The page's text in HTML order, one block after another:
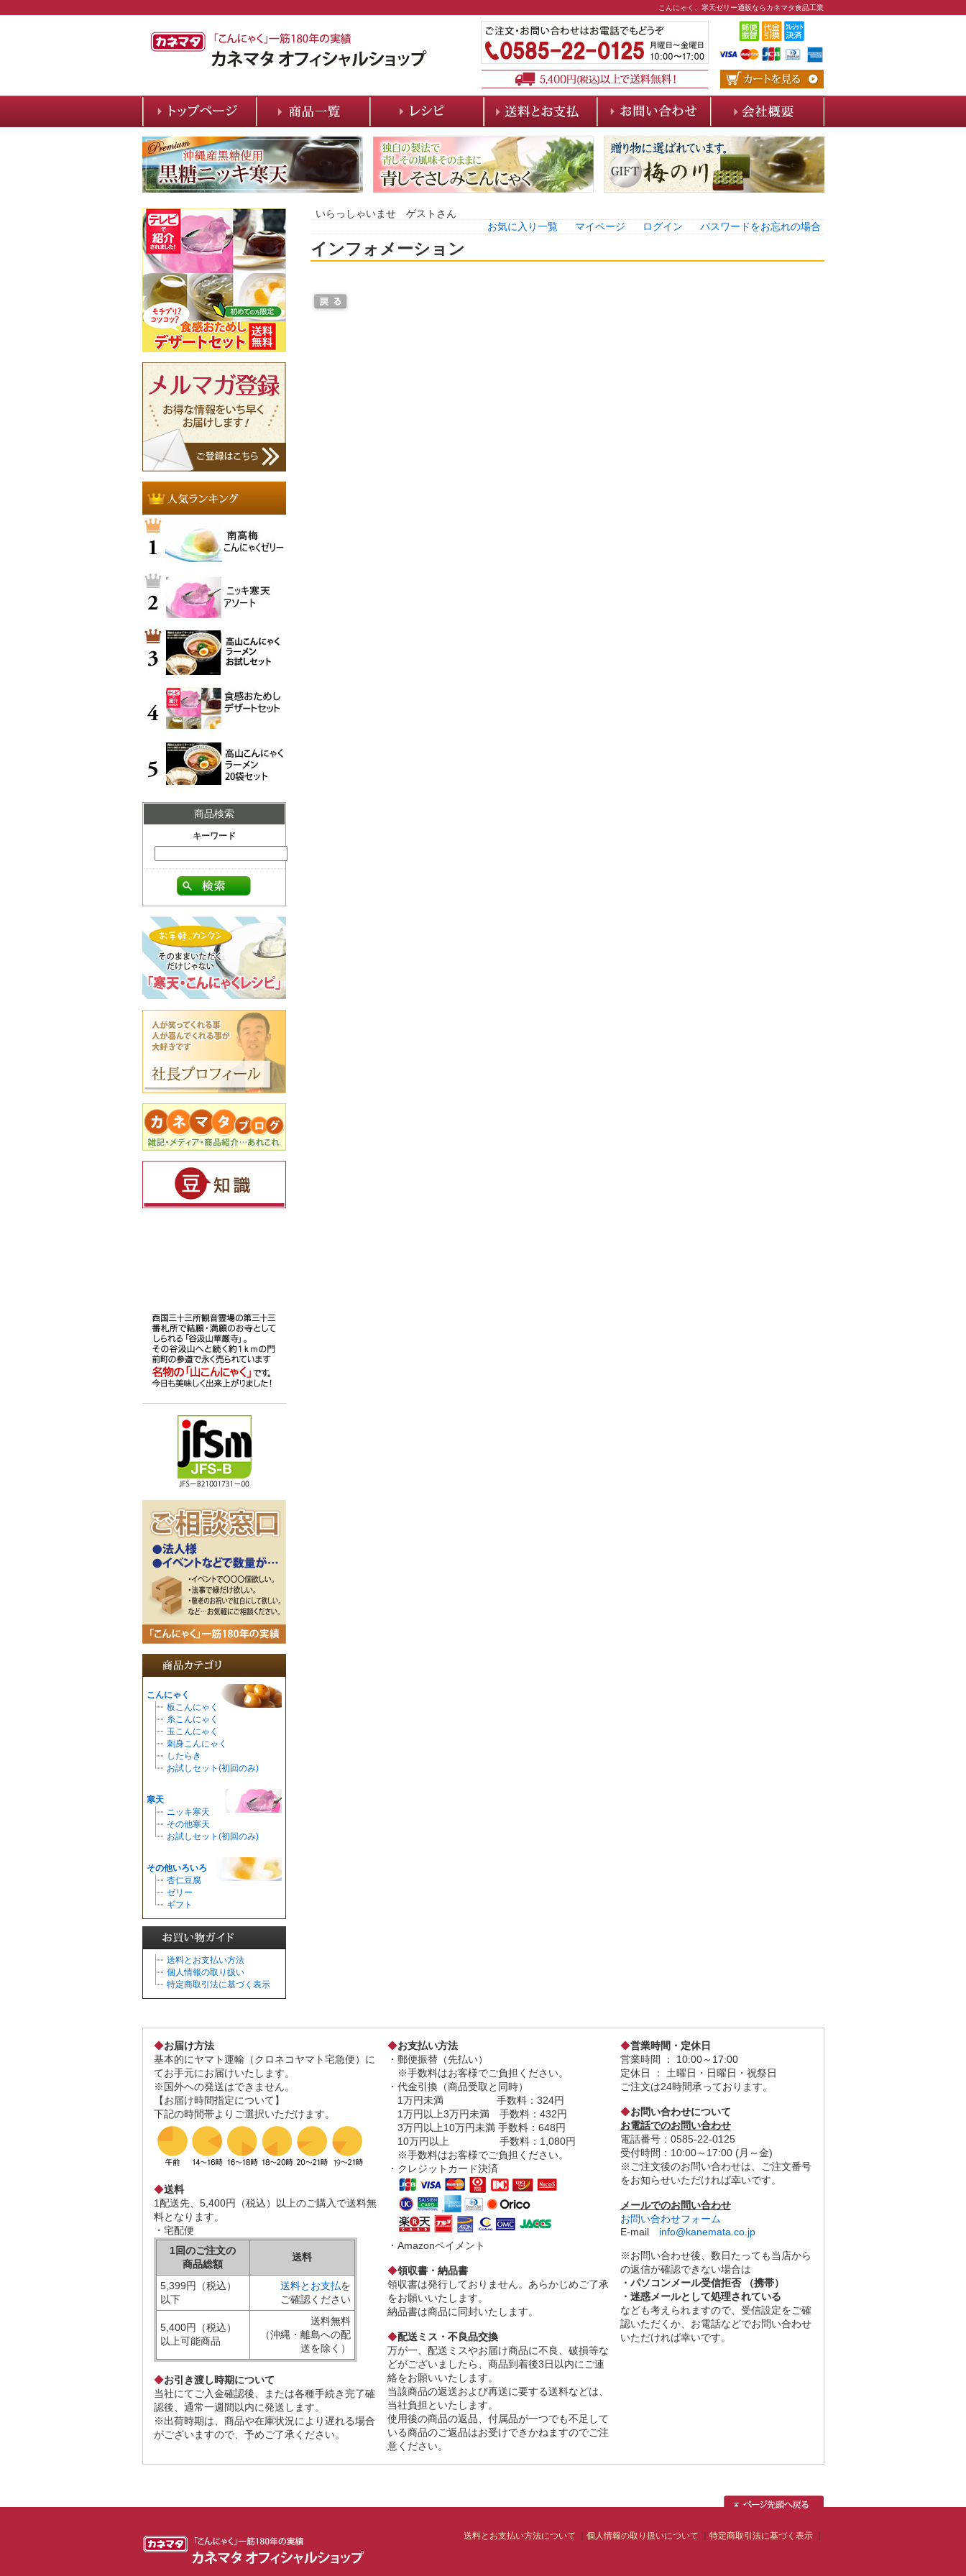
こんにゃく、寒天ゼリー通販ならカネマタ食品工業
商品検索
キーワード
こんにゃく
板こんにゃく
糸こんにゃく
玉こんにゃく
刺身こんにゃく
したらき
お試しセット(初回のみ)
寒天
ニッキ寒天
その他寒天
お試しセット(初回のみ)
その他いろいろ
杏仁豆腐
ゼリー
ギフト
送料とお支払い方法
個人情報の取り扱い
特定商取引法に基づく表示
いらっしゃいませ ゲストさん
お気に入り一覧
マイページ ログイン パスワードをお忘れの場合
インフォメーション
◆お届け方法
基本的にヤマト運輸（クロネコヤマト宅急便）に
てお手元にお届けいたします。
※国外への発送はできません。
【お届け時間指定について】
下記の時間帯よりご選択いただけます。
◆送料
1配送先、5,400円（税込）以上のご購入で送料無
料となります。
・宅配便
1回のご注文の
商品総額
送料
5,399円（税込）
以下
送料とお支払を
ご確認ください
5,400円（税込）
以上可能商品
送料無料
（沖縄・離島への配
送を除く）
◆お引き渡し時期について
当社にてご入金確認後、または各種手続き完了確
認後、通常一週間以内に発送します。
※出荷時期は、商品や在庫状況により遅れる場合
がございますので、予めご了承ください。
◆お支払い方法
・郵便振替（先払い）
※手数料はお客様でご負担ください。
・代金引換（商品受取と同時）
1万円未満 手数料：324円
1万円以上3万円未満 手数料：432円
3万円以上10万円未満 手数料：648円
10万円以上 手数料：1,080円
※手数料はお客様でご負担ください。
・クレジットカード決済
・Amazonペイメント
◆領収書・納品書
領収書は発行しておりません。あらかじめご了承
をお願いいたします。
納品書は商品に同封いたします。
◆配送ミス・不良品交換
万が一、配送ミスやお届け商品に不良、破損等な
どがございましたら、商品到着後3日以内にご連
絡をお願いいたします。
当該商品の返送および再送に要する送料などは、
当社負担といたします。
使用後の商品の返品、付属品が一つでも不足して
いる商品のご返品はお受けできかねますのでご注
意ください。
◆営業時間・定休日
営業時間 ： 10:00～17:00
定休日 ： 土曜日・日曜日・祝祭日
ご注文は24時間承っております。
◆お問い合わせについて
お電話でのお問い合わせ
電話番号：0585-22-0125
受付時間：10:00～17:00 (月～金)
※ご注文後のお問い合わせは、ご注文番号
をお知らせいただければ幸いです。
メールでのお問い合わせ
お問い合わせフォーム
E-mail info@kanemata.co.jp
※お問い合わせ後、数日たっても当店から
の返信が確認できない場合は
・パソコンメール受信拒否 （携帯）
・迷惑メールとして処理されている
なども考えられますので、受信設定をご確
認いただくか、お電話などでお問い合わせ
いただければ幸いです。
特定商取引法に基づく表示
個人情報の取り扱いについて
送料とお支払い方法について